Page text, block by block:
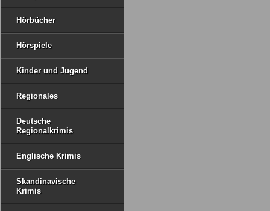
Hörbücher
Hörspiele
Kinder und Jugend
Regionales
Deutsche
Regionalkrimis
Englische Krimis
Skandinavische
Krimis